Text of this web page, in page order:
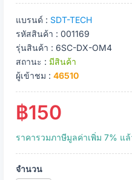
แบรนด์ : SDT-TECH
รหัสสินค้า : 001169
รุ่นสินค้า : 6SC-DX-OM4
สถานะ : มีสินค้า
ผู้เข้าชม : 46510
฿150
ราคารวมภาษีมูลค่าเพิ่ม 7% แล้
จำนวน